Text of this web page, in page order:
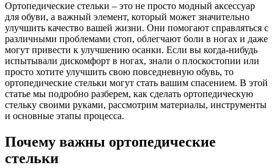
Ортопедические стельки – это не просто модный аксессуар
для обуви, а важный элемент, который может значительно
улучшить качество вашей жизни. Они помогают справляться с
различными проблемами стоп, облегчают боли в ногах и даже
могут привести к улучшению осанки. Если вы когда-нибудь
испытывали дискомфорт в ногах, знали о плоскостопии или
просто хотите улучшить свою повседневную обувь, то
ортопедические стельки могут стать вашим спасением. В этой
статье мы подробно разберем, как сделать ортопедическую
стельку своими руками, рассмотрим материалы, инструменты
и основные этапы процесса.
Почему важны ортопедические
стельки